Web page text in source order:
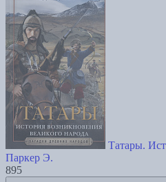
Татары.
Паркер Э.
895